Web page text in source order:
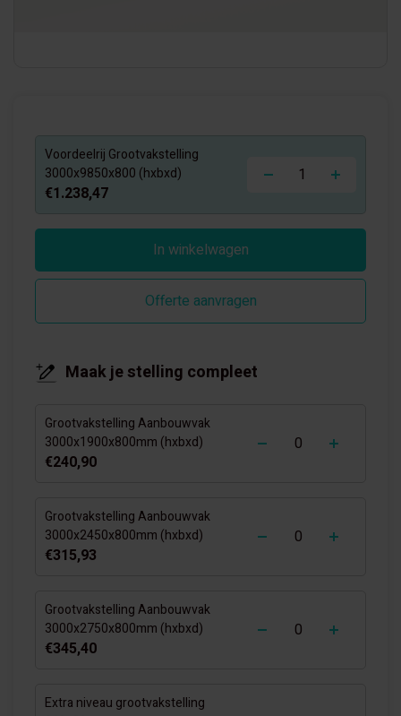
Voordeelrij Grootvakstelling
3000x9850x800 (hxbxd)
€1.238,47
-
In winkelwagen
Offerte aanvragen
Maak je stelling compleet
Grootvakstelling Aanbouwvak
3000x1900x800mm (hxbxd)
€240,90
-
Grootvakstelling Aanbouwvak
3000x2450x800mm (hxbxd)
€315,93
-
Grootvakstelling Aanbouwvak
3000x2750x800mm (hxbxd)
€345,40
-
Extra niveau grootvakstelling